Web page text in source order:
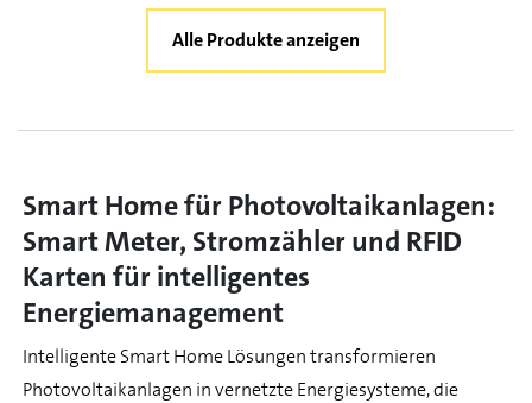
Alle Produkte anzeigen
Smart Home für Photovoltaikanlagen:
Smart Meter, Stromzähler und RFID
Karten für intelligentes
Energiemanagement
Intelligente Smart Home Lösungen transformieren
Photovoltaikanlagen in vernetzte Energiesysteme, die